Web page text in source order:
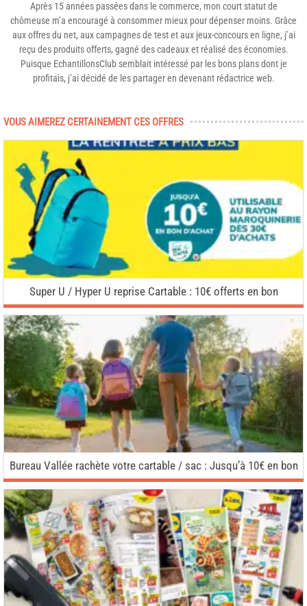
Après 15 années passées dans le commerce, mon court statut de
chômeuse m’a encouragé à consommer mieux pour dépenser moins. Grâce
aux offres du net, aux campagnes de test et aux jeux-concours en ligne, j’ai
reçu des produits offerts, gagné des cadeaux et réalisé des économies.
Puisque EchantillonsClub semblait intéressé par les bons plans dont je
profitais, j’ai décidé de les partager en devenant rédactrice web.
VOUS AIMEREZ CERTAINEMENT CES OFFRES
Super U / Hyper U reprise Cartable : 10€ offerts en bon
Bureau Vallée rachète votre cartable / sac : Jusqu’à 10€ en bon